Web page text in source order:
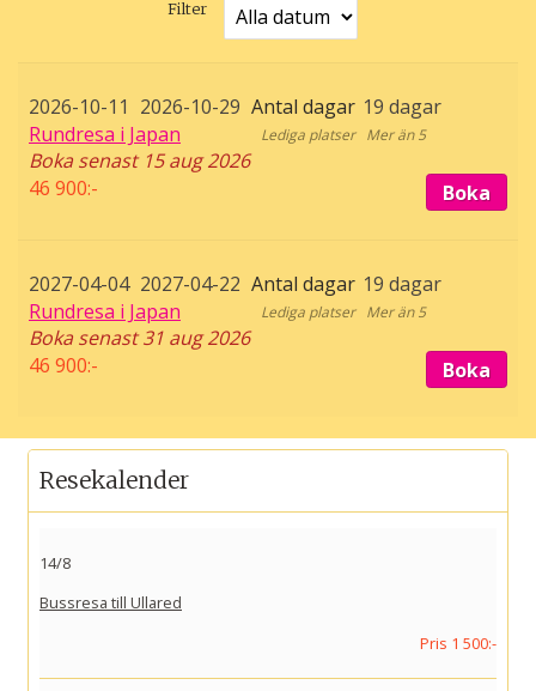
Filter
2026-10-11 2026-10-29
19 dagar
Rundresa i Japan
Boka senast 15 aug 2026
Mer än 5
46 900:- Boka
2027-04-04 2027-04-22
19 dagar
Rundresa i Japan
Boka senast 31 aug 2026
Mer än 5
46 900:- Boka
Resekalender
14/8
Bussresa till Ullared
Pris 1 500:-